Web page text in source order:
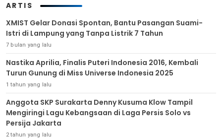
ARTIS
XMIST Gelar Donasi Spontan, Bantu Pasangan Suami-
Istri di Lampung yang Tanpa Listrik 7 Tahun
7 bulan yang lalu
Nastika Aprilia, Finalis Puteri Indonesia 2016, Kembali
Turun Gunung di Miss Universe Indonesia 2025
1 tahun yang lalu
Anggota SKP Surakarta Denny Kusuma Klow Tampil
Mengiringi Lagu Kebangsaan di Laga Persis Solo vs
Persija Jakarta
2 tahun yang lalu